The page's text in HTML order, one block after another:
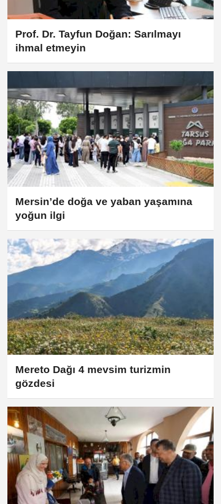
Prof. Dr. Tayfun Doğan: Sarılmayı
ihmal etmeyin
Mersin’de doğa ve yaban yaşamına
yoğun ilgi
Mereto Dağı 4 mevsim turizmin
gözdesi